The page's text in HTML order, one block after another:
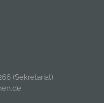
(Sekretariat)